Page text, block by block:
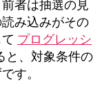
者は抽選の見
み込みがその
プログレッシ
と、対象条件の
す。